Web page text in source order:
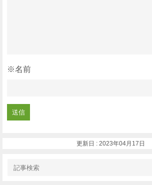
※名前
更新日 : 2023年04月17日